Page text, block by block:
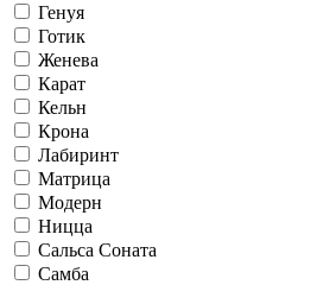
Генуя
Готик
Женева
Карат
Кельн
Крона
Лабиринт
Матрица
Модерн
Ницца
Сальса Соната
Самба